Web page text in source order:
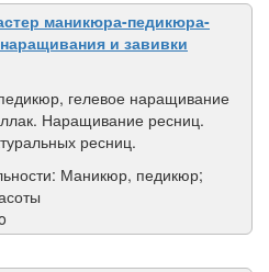
маникюра-педикюра-
и завивки
гелевое наращивание
Наращивание ресниц.
ресниц.
Маникюр, педикюр;